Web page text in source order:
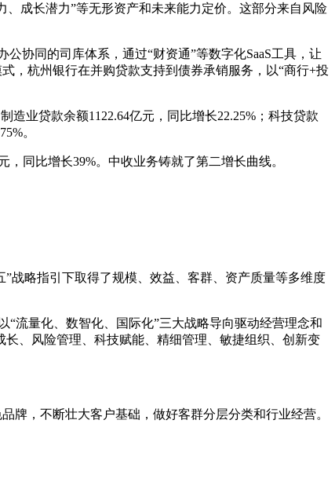
成长潜力”等无形资产和未来能力定价。这部分来自风险
协同的司库体系，通过“财资通”等数字化SaaS工具，让
，杭州银行在并购贷款支持到债券承销服务，以“商行+投
业贷款余额1122.64亿元，同比增长22.25%；科技贷款
。
同比增长39%。中收业务铸就了第二增长曲线。
战略指引下取得了规模、效益、客群、资产质量等多维度
“流量化、数智化、国际化”三大战略导向驱动经营理念和
、风险管理、科技赋能、精细管理、敏捷组织、创新变
牌，不断壮大客户基础，做好客群分层分类和行业经营。